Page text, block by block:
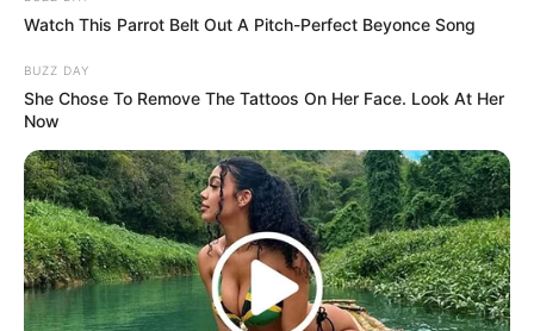
(foto: instagram/mettapermadi89)
Biodata & Profil
Nama Panggung: Metta Permadi
Nama Panggilan: Metta
Tempat, Tanggal Lahir: Jakarta, 11 April 1989
Kewarganegaraan: Indonesia
Watch This Parrot Belt Out A Pitch-Perfect Beyonce Song
BUZZ DAY
She Chose To Remove The Tattoos On Her Face. Look At Her
Now